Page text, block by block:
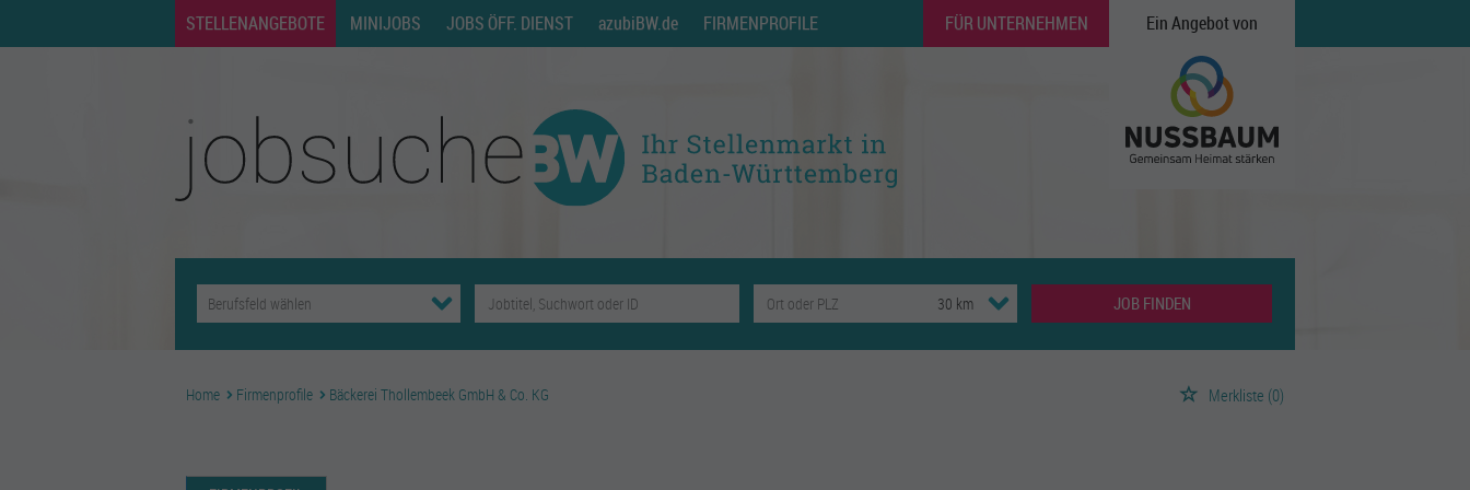
STELLENANGEBOTE MINIJOBS JOBS ÖFF. DIENST azubiBW.de FIRMENPROFILE FÜR UNTERNEHMEN Ein Angebot von
JOB FINDEN
Home Firmenprofile Bäckerei Thollembeek GmbH & Co. KG Merkliste (0)